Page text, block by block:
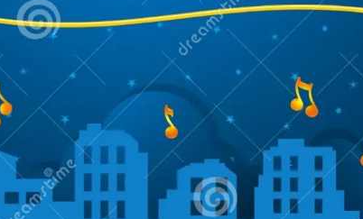
quelle dell’entroterra
Passi di pietra fra borghi e castelli
del fermano
Verso la porta dei Monti Sibillini